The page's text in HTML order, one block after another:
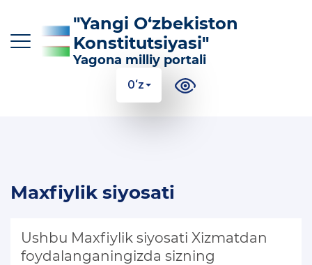
O‘ZGARTIRISHLAR
FOYDALI MA'LUMOTLAR VA QO'LLANMALAR
"Yangi O‘zbekiston
Konstitutsiyasi"
Yagona milliy portali
O‘z
Maxfiylik siyosati
Ushbu Maxfiylik siyosati Xizmatdan
foydalanganingizda sizning